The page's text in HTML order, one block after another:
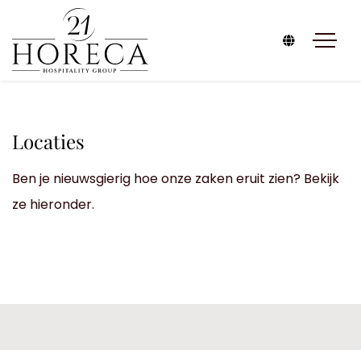
Locaties
Ben je nieuwsgierig hoe onze zaken eruit zien? Bekijk
ze hieronder.